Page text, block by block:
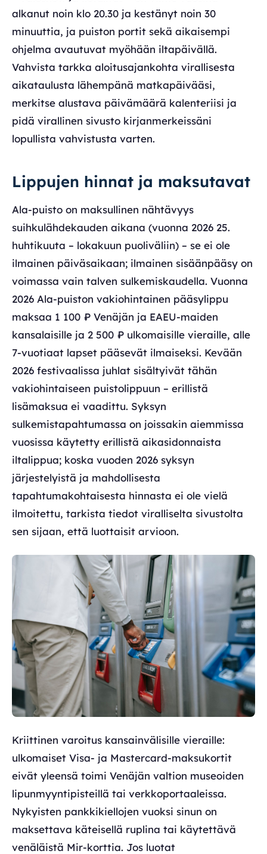
alkanut noin klo 20.30 ja kestänyt noin 30
minuuttia, ja puiston portit sekä aikaisempi
ohjelma avautuvat myöhään iltapäivällä.
Vahvista tarkka aloitusajankohta virallisesta
aikataulusta lähempänä matkapäivääsi,
merkitse alustava päivämäärä kalenteriisi ja
pidä virallinen sivusto kirjanmerkeissäni
lopullista vahvistusta varten.
Lippujen hinnat ja maksutavat
Ala-puisto on maksullinen nähtävyys
suihkulähdekauden aikana (vuonna 2026 25.
huhtikuuta – lokakuun puoliväliin) – se ei ole
ilmainen päiväsaikaan; ilmainen sisäänpääsy on
voimassa vain talven sulkemiskaudella. Vuonna
2026 Ala-puiston vakiohintainen pääsylippu
maksaa 1 100 ₽ Venäjän ja EAEU-maiden
kansalaisille ja 2 500 ₽ ulkomaisille vieraille, alle
7-vuotiaat lapset pääsevät ilmaiseksi. Kevään
2026 festivaalissa juhlat sisältyivät tähän
vakiohintaiseen puistolippuun – erillistä
lisämaksua ei vaadittu. Syksyn
sulkemistapahtumassa on joissakin aiemmissa
vuosissa käytetty erillistä aikasidonnaista
iltalippua; koska vuoden 2026 syksyn
järjestelyistä ja mahdollisesta
tapahtumakohtaisesta hinnasta ei ole vielä
ilmoitettu, tarkista tiedot viralliselta sivustolta
sen sijaan, että luottaisit arvioon.
Kriittinen varoitus kansainvälisille vieraille:
ulkomaiset Visa- ja Mastercard-maksukortit
eivät yleensä toimi Venäjän valtion museoiden
lipunmyyntipisteillä tai verkkoportaaleissa.
Nykyisten pankkikiellojen vuoksi sinun on
maksettava käteisellä ruplina tai käytettävä
venäläistä Mir-korttia. Jos luotat